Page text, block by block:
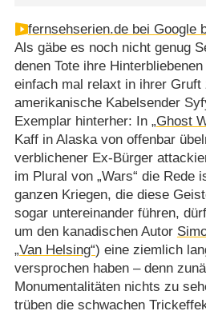
fernsehserien.de bei Google
Als gäbe es noch nicht genug
denen Tote ihre
einfach mal relaxt in ihrer
amerikanische Kabelsender
Exemplar hinterher: In „Ghost
Kaff in Alaska von offenbar
verblichener Ex-Bürger
im Plural von „Wars“ die Rede
ganzen Kriegen, die diese
sogar untereinander führen,
um den kanadischen Autor
„Van Helsing“) eine ziemlich
versprochen haben – denn
Monumentalitäten nichts zu
trüben die schwachen